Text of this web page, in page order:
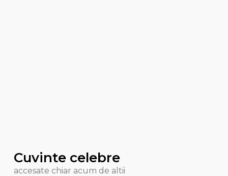
Cuvinte celebre
accesate chiar acum de altii